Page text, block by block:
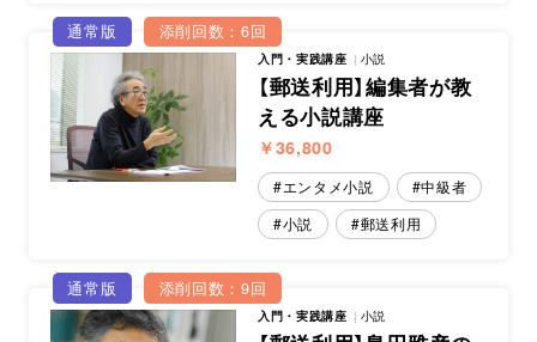
通常版 添削回数：6回
入門・実践講座 小説
【郵送利用】編集者が教
える小説講座
￥36,800
エンタメ小説
中級者
小説
郵送利用
通常版 添削回数：9回
入門・実践講座 小説